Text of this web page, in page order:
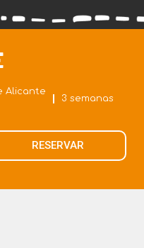
Alicante
3 semanas
RESERVAR